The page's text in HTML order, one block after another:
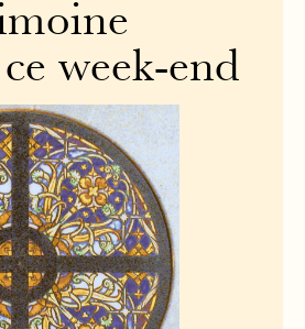
ce week-end